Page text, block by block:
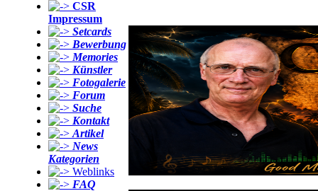
CSR
Impressum
Setcards
Bewerbung
Memories
Künstler
Fotogalerie
Forum
Suche
Kontakt
Artikel
News
Kategorien
Weblinks
FAQ